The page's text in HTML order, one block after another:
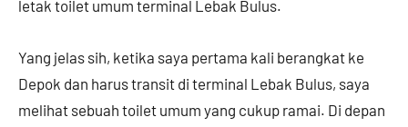
letak toilet umum terminal Lebak Bulus.
Yang jelas sih, ketika saya pertama kali berangkat ke
Depok dan harus transit di terminal Lebak Bulus, saya
melihat sebuah toilet umum yang cukup ramai. Di depan